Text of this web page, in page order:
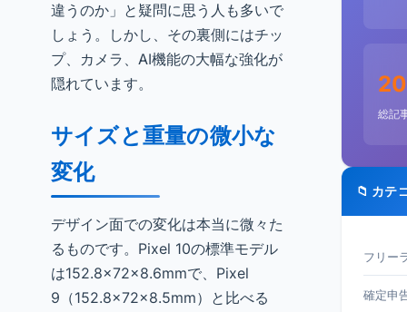
違うのか」と疑問に思う人も多いで
しょう。しかし、その裏側にはチッ
プ、カメラ、AI機能の大幅な強化が
隠れています。
サイズと重量の微小な
変化
デザイン面での変化は本当に微々た
るものです。Pixel 10の標準モデル
は152.8×72×8.6mmで、Pixel
9（152.8×72×8.5mm）と比べる
総記
📁 カテ
フリー
確定申